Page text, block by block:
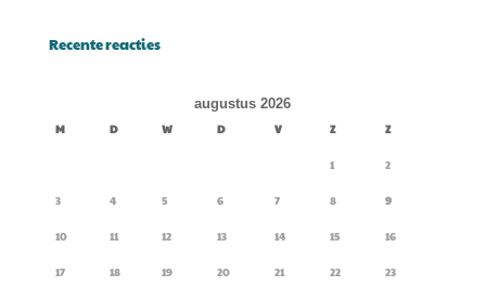
Recente reacties
augustus 2026
M D W D V Z Z
1 2
3 4 5 6 7 8 9
10 11 12 13 14 15 16
17 18 19 20 21 22 23